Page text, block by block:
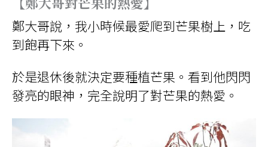
鄭大哥說，我小時候最愛爬到芒果樹上，吃
到飽再下來。
於是退休後就決定要種植芒果。看到他閃閃
發亮的眼神，完全說明了對芒果的熱愛。